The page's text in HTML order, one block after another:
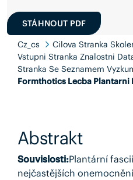
STÁHNOUT PDF
Cz_cs
Cilova Stranka
Vstupni Stranka Znalostni
Stranka Se Seznamem
Formthotics Lecba Plantarni
Abstrakt
Souvislosti:Plantární
nejčastějších